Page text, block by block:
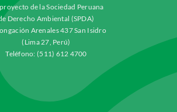
de la Sociedad Peruana
Derecho Ambiental (SPDA)
Arenales 437 San Isidro
(Lima 27, Perú)
Teléfono: (511) 612 4700